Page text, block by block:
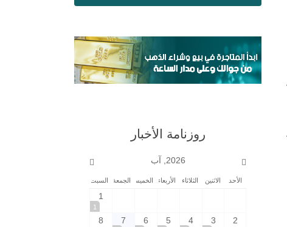
روزنامة الأخبار
2026, آب
الأحد الاثنين الثلاثاء الأربعاء الخميس الجمعة السبت
1
1
2
3
4
5
6
7
8